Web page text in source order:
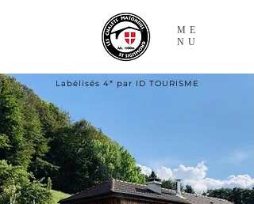
ME
NU
Labélisés 4* par ID TOURISME